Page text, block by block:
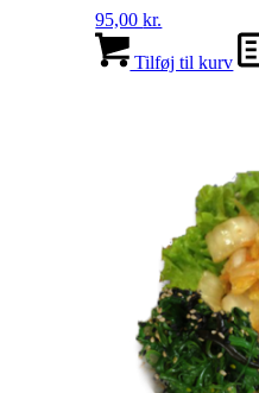
95,00kr.
Tilføj til kurv